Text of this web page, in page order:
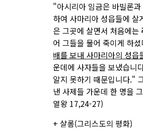
"아시리아 임금은 바빌론
하여 사마리아 성읍들에
은 그곳에 살면서 처음에는
어 그들을 물어 죽이게 하
배를 보내 사마리아의 성
운데에 사자들을 보냈습니
알지 못하기 때문입니다."
낸 사제들 가운데 한 명을
열왕 17,24-27)
+ 샬롬(그리스도의 평화)